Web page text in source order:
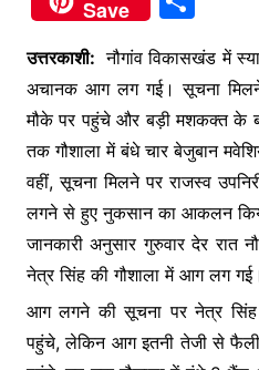
c
e
b
o
o
k
itt
er
at
s
A
p
p
s
e
n
g
er
Save
ar
e
उत्तरकाशी: नौगांव विकासखंड में
अचानक आग लग गई। सूचना मिलने
मौके पर पहुंचे और बड़ी मशकक्त के
तक गौशाला में बंधे चार बेजुबान
वहीं, सूचना मिलने पर राजस्व
लगने से हुए नुकसान का आकलन
जानकारी अनुसार गुरुवार देर रात
नेत्र सिंह की गौशाला में आग लग गई।
आग लगने की सूचना पर नेत्र सिंह
पहुंचे, लेकिन आग इतनी तेजी से